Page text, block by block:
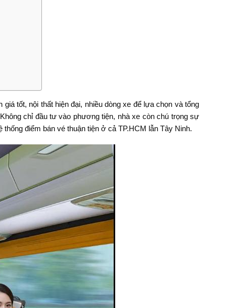
tốt, nội thất hiện đại, nhiều dòng xe để lựa chọn và tổng
chỉ đầu tư vào phương tiện, nhà xe còn chú trọng sự
điểm bán vé thuận tiện ở cả TP.HCM lẫn Tây Ninh.